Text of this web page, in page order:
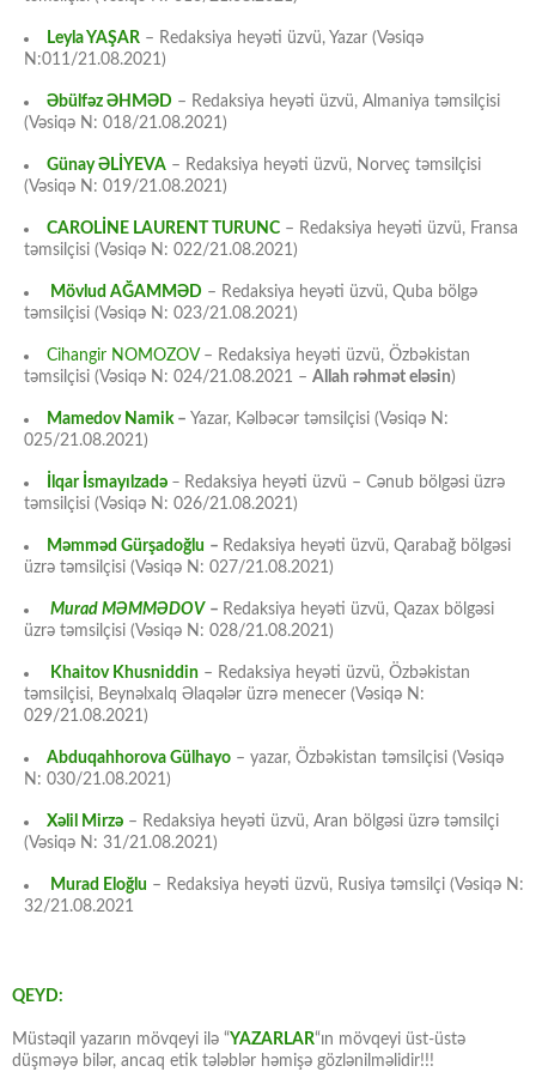
Leyla YAŞAR – Redaksiya heyəti üzvü, Yazar (Vəsiqə
N:011/21.08.2021)
Əbülfəz ƏHMƏD – Redaksiya heyəti üzvü, Almaniya təmsilçisi
(Vəsiqə N: 018/21.08.2021)
Günay ƏLİYEVA – Redaksiya heyəti üzvü, Norveç təmsilçisi
(Vəsiqə N: 019/21.08.2021)
CAROLİNE LAURENT TURUNC – Redaksiya heyəti üzvü, Fransa
təmsilçisi (Vəsiqə N: 022/21.08.2021)
Mövlud AĞAMMƏD – Redaksiya heyəti üzvü, Quba bölgə
təmsilçisi (Vəsiqə N: 023/21.08.2021)
Cihangir NOMOZOV– Redaksiya heyəti üzvü, Özbəkistan
təmsilçisi (Vəsiqə N: 024/21.08.2021 – Allah rəhmət eləsin)
Mamedov Namik– Yazar, Kəlbəcər təmsilçisi (Vəsiqə N:
025/21.08.2021)
İlqar İsmayılzadə – Redaksiya heyəti üzvü – Cənub bölgəsi üzrə
təmsilçisi (Vəsiqə N: 026/21.08.2021)
Məmməd Gürşadoğlu – Redaksiya heyəti üzvü, Qarabağ bölgəsi
üzrə təmsilçisi (Vəsiqə N: 027/21.08.2021)
Murad MƏMMƏDOV – Redaksiya heyəti üzvü, Qazax bölgəsi
üzrə təmsilçisi (Vəsiqə N: 028/21.08.2021)
Khaitov Khusniddin – Redaksiya heyəti üzvü, Özbəkistan
təmsilçisi, Beynəlxalq Əlaqələr üzrə menecer (Vəsiqə N:
029/21.08.2021)
Abduqahhorova Gülhayo – yazar, Özbəkistan təmsilçisi (Vəsiqə
N: 030/21.08.2021)
Xəlil Mirzə – Redaksiya heyəti üzvü, Aran bölgəsi üzrə təmsilçi
(Vəsiqə N: 31/21.08.2021)
Murad Eloğlu – Redaksiya heyəti üzvü, Rusiya təmsilçi (Vəsiqə N:
32/21.08.2021
QEYD:
Müstəqil yazarın mövqeyi ilə “YAZARLAR“ın mövqeyi üst-üstə
düşməyə bilər, ancaq etik tələblər həmişə gözlənilməlidir!!!